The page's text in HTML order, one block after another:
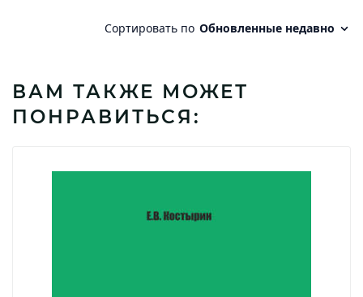
ВАМ ТАКЖЕ МОЖЕТ
ПОНРАВИТЬСЯ: